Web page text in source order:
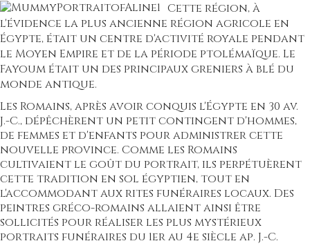
Cette région, à
l'évidence la plus ancienne région agricole en
Égypte, était un centre d'activité royale pendant
le Moyen Empire et de la période ptolémaïque. Le
Fayoum était un des principaux greniers à blé du
monde antique.
Les Romains, après avoir conquis l'Égypte en 30 av.
J.-C., dépêchèrent un petit contingent d'hommes,
de femmes et d'enfants pour administrer cette
nouvelle province. Comme les Romains
cultivaient le goût du portrait, ils perpétuèrent
cette tradition en sol égyptien, tout en
l'accommodant aux rites funéraires locaux. Des
peintres gréco-romains allaient ainsi être
sollicités pour réaliser les plus mystérieux
portraits funéraires du 1er au 4e siècle ap. J.-C.